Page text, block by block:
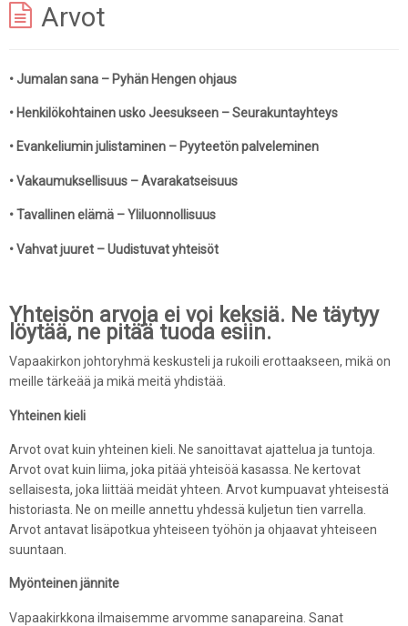
Arvot
• Jumalan sana – Pyhän Hengen ohjaus
• Henkilökohtainen usko Jeesukseen – Seurakuntayhteys
• Evankeliumin julistaminen – Pyyteetön palveleminen
• Vakaumuksellisuus – Avarakatseisuus
• Tavallinen elämä – Yliluonnollisuus
• Vahvat juuret – Uudistuvat yhteisöt
Yhteisön arvoja ei voi keksiä. Ne täytyy
löytää, ne pitää tuoda esiin.
Vapaakirkon johtoryhmä keskusteli ja rukoili erottaakseen, mikä on
meille tärkeää ja mikä meitä yhdistää.
Yhteinen kieli
Arvot ovat kuin yhteinen kieli. Ne sanoittavat ajattelua ja tuntoja.
Arvot ovat kuin liima, joka pitää yhteisöä kasassa. Ne kertovat
sellaisesta, joka liittää meidät yhteen. Arvot kumpuavat yhteisestä
historiasta. Ne on meille annettu yhdessä kuljetun tien varrella.
Arvot antavat lisäpotkua yhteiseen työhön ja ohjaavat yhteiseen
suuntaan.
Myönteinen jännite
Vapaakirkkona ilmaisemme arvomme sanapareina. Sanat